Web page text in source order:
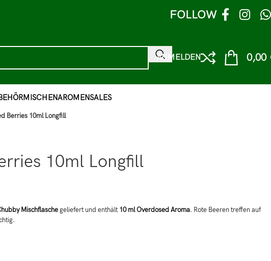
FOLLOW
ANMELDEN 0,00
MISCHENAROMENSALES
Berries 10ml Longfill
10ml Longfill
Mischflaschegeliefert und enthält 10 ml Overdosed Aroma. Rote Beeren treffen auf